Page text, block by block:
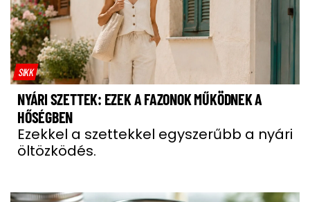
SIKK
NYÁRI SZETTEK: EZEK A FAZONOK MŰKÖDNEK A
HŐSÉGBEN
Ezekkel a szettekkel egyszerűbb a nyári
öltözködés.